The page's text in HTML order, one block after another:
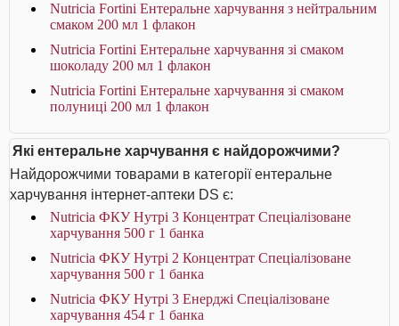
Nutricia Fortini Ентеральне харчування з нейтральним
смаком 200 мл 1 флакон
Nutricia Fortini Ентеральне харчування зі смаком
шоколаду 200 мл 1 флакон
Nutricia Fortini Ентеральне харчування зі смаком
полуниці 200 мл 1 флакон
Які ентеральне харчування є найдорожчими?
Найдорожчими товарами в категорії ентеральне
харчування інтернет-аптеки DS є:
Nutricia ФКУ Нутрі 3 Концентрат Спеціалізоване
харчування 500 г 1 банка
Nutricia ФКУ Нутрі 2 Концентрат Спеціалізоване
харчування 500 г 1 банка
Nutricia ФКУ Нутрі 3 Енерджі Спеціалізоване
харчування 454 г 1 банка